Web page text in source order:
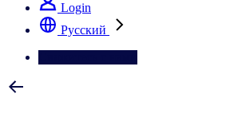
Login
Pусский